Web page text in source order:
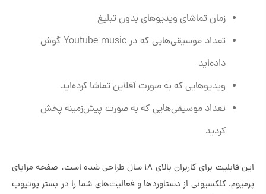
زمان تماشای ویدیوهای بدون تبلیغ
تعداد موسیقی‌هایی که در Youtube music گوش
داده‌اید
ویدیوهایی که به صورت آفلاین تماشا کرده‌اید
تعداد موسیقی‌هایی که به صورت پیش‌زمینه پخش
کردید
این قابلیت برای کاربران بالای 18 سال طراحی شده است. صفحه مزایای
پرمیوم، کلکسیونی از دستاورد‌ها و فعالیت‌های شما را در بستر یوتیوب